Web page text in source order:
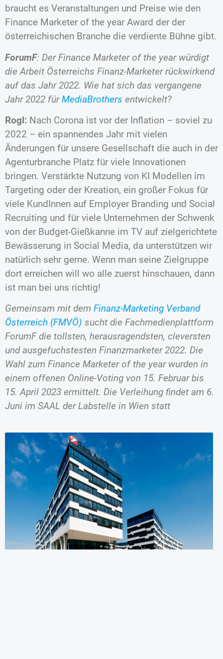
braucht es Veranstaltungen und Preise wie den
Finance Marketer of the year Award der der
österreichischen Branche die verdiente Bühne gibt.
ForumF: Der Finance Marketer of the year würdigt
die Arbeit Österreichs Finanz-Marketer rückwirkend
auf das Jahr 2022. Wie hat sich das vergangene
Jahr 2022 fürMediaBrothers entwickelt?
Rogl: Nach Corona ist vor der Inflation – soviel zu
2022 – ein spannendes Jahr mit vielen
Änderungen für unsere Gesellschaft die auch in der
Agenturbranche Platz für viele Innovationen
bringen. Verstärkte Nutzung von KI Modellen im
Targeting oder der Kreation, ein großer Fokus für
viele KundInnen auf Employer Branding und Social
Recruiting und für viele Unternehmen der Schwenk
von der Budget-Gießkanne im TV auf zielgerichtete
Bewässerung in Social Media, da unterstützen wir
natürlich sehr gerne. Wenn man seine Zielgruppe
dort erreichen will wo alle zuerst hinschauen, dann
ist man bei uns richtig!
Gemeinsam mit dem Finanz-Marketing Verband
Österreich (FMVÖ) sucht die Fachmedienplattform
ForumF die tollsten, herausragendsten, cleversten
und ausgefuchstesten Finanzmarketer 2022. Die
Wahl zum Finance Marketer of the year wurden in
einem offenen Online-Voting von 15. Februar bis
15. April 2023 ermittelt. Die Verleihung findet am 6.
Juni im SAAL der Labstelle in Wien statt